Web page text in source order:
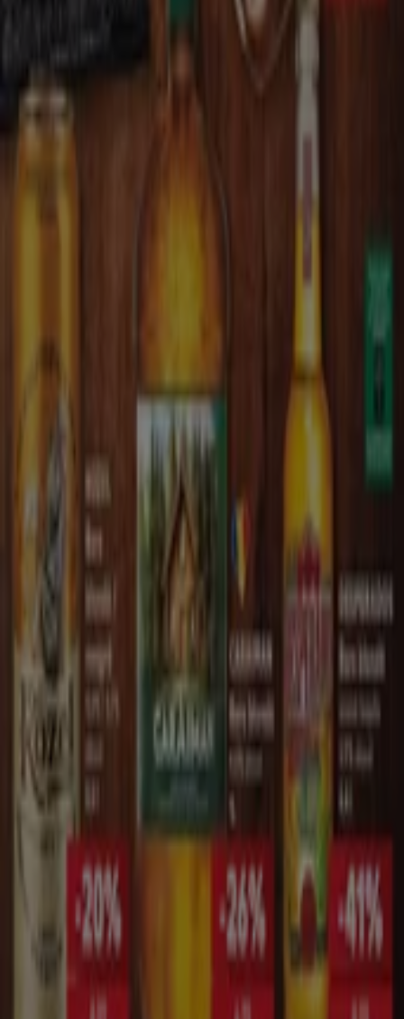
Sos.mangaliei Nr.76, Constanța
488 m
Kaufland este un lanț de hipermarketuri, parte a grupului
gamă variată de produse
alimentare și non alimentare
accesorii, îmbrăcăminte, produse pentru bebeluși, etc.
Mai multe informații despre Kaufland
de Kaufland în Constanța
Tiendeo face parte din Shopfully, compania de
tehnologie care reinventează cumpărăturile locale în
întreaga lume.
Ce facem
Soluții de afaceri
Știri și mass-media
Lucrează cu noi
Marketing și cerere de afaceri
Magazin localizat incorect pe hartă
Feedback săptămânal pentru anunțuri
Probleme tehnice și feedback cu caracter general